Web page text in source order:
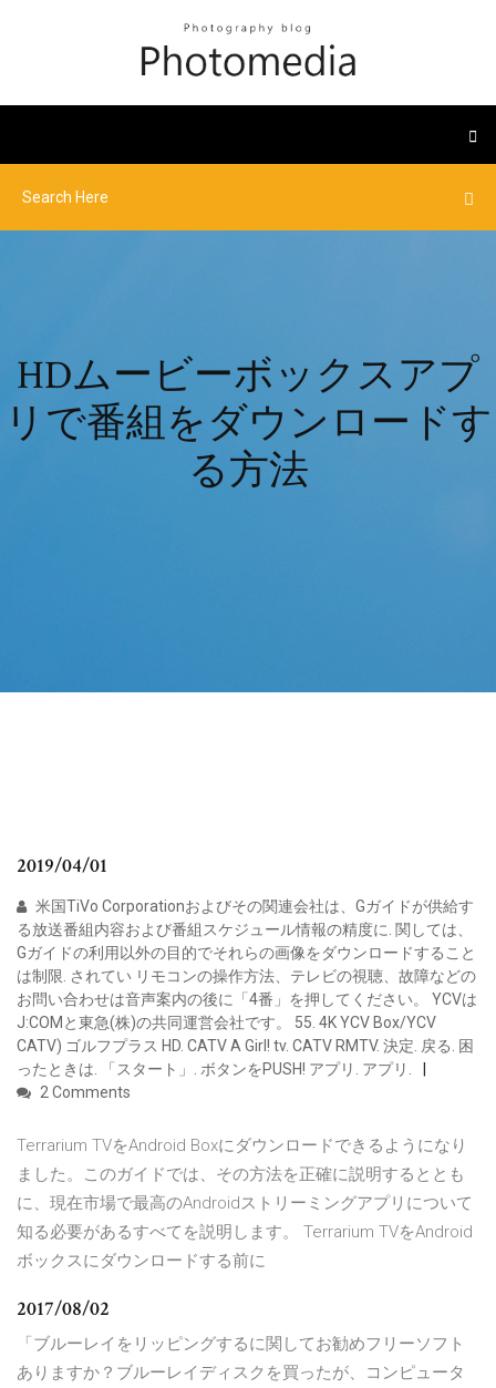
HDムービーボックスアプ
リで番組をダウンロードす
る方法
2019/04/01
米国TiVo Corporationおよびその関連会社は、Gガイドが供給す
る放送番組内容および番組スケジュール情報の精度に. 関しては、
Gガイドの利用以外の目的でそれらの画像をダウンロードすること
は制限. されてい リモコンの操作方法、テレビの視聴、故障などの
お問い合わせは音声案内の後に「4番」を押してください。 YCVは
J:COMと東急(株)の共同運営会社です。 55. 4K YCV Box/YCV
CATV) ゴルフプラス HD. CATV A Girl! tv. CATV RMTV. 決定. 戻る. 困
ったときは. 「スタート」. ボタンをPUSH! アプリ. アプリ.
2 Comments
Terrarium TVをAndroid Boxにダウンロードできるようになり
ました。このガイドでは、その方法を正確に説明するととも
に、現在市場で最高のAndroidストリーミングアプリについて
知る必要があるすべてを説明します。 Terrarium TVをAndroid
ボックスにダウンロードする前に
2017/08/02
「ブルーレイをリッピングするに関してお勧めフリーソフト
ありますか？ブルーレイディスクを買ったが、コンピュータ